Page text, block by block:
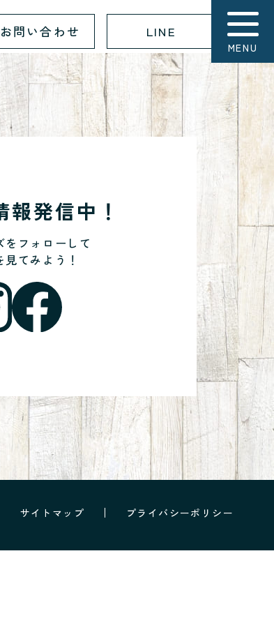
お問い合わせ LINE
MENU
報発信中！
をフォローして
てみよう！
サイトマップ プライバシーポリシー